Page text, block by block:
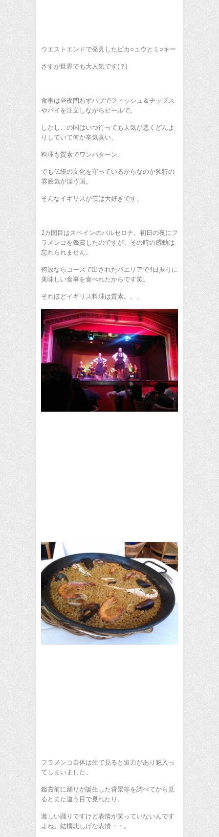
ウエストエンドで発見したピカ○ュウとミ○キー
さすが世界でも大人気です(？)
食事は昼夜問わずパブでフィッシュ＆チップス
やパイを注文しながらビールで。
しかしこの国はいつ行っても天気が悪くどんよ
りしていて何か辛気臭い、
料理も質素でワンパターン、
でも伝統の文化を守っているからなのか独特の
雰囲気が漂う国。
そんなイギリスが僕は大好きです。
2カ国目はスペインのバルセロナ。初日の夜にフ
ラメンコを鑑賞したのですが、その時の感動は
忘れられません。
何故ならコースで出されたパエリアで4日振りに
美味しい食事を食べれたからです笑。
それほどイギリス料理は質素。。。
フラメンコ自体は生で見ると迫力があり魅入っ
てしまいました。
鑑賞前に踊りが誕生した背景等を調べてから見
るとまた違う目で見れたり。
激しい踊りですけど表情が笑っていないんです
よね。結構悲しげな表情・・。